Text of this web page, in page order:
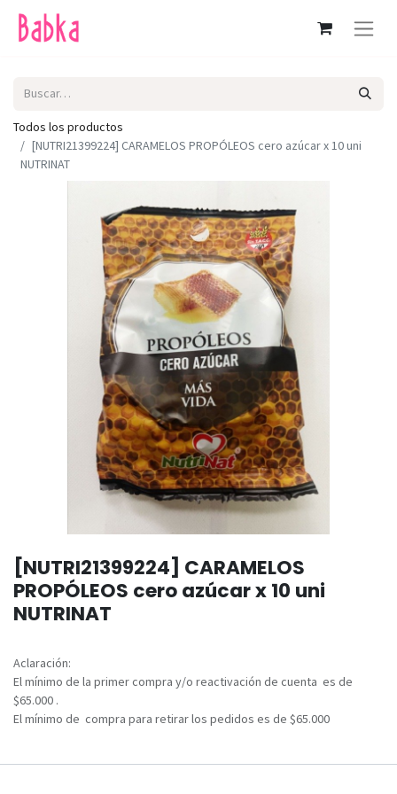
Todos los productos
[NUTRI21399224] CARAMELOS PROPÓLEOS cero azúcar x 10 uni
NUTRINAT
[NUTRI21399224] CARAMELOS
PROPÓLEOS cero azúcar x 10 uni
NUTRINAT
Aclaración:
El mínimo de la primer compra y/o reactivación de cuenta es de
$65.000 .
El mínimo de compra para retirar los pedidos es de $65.000